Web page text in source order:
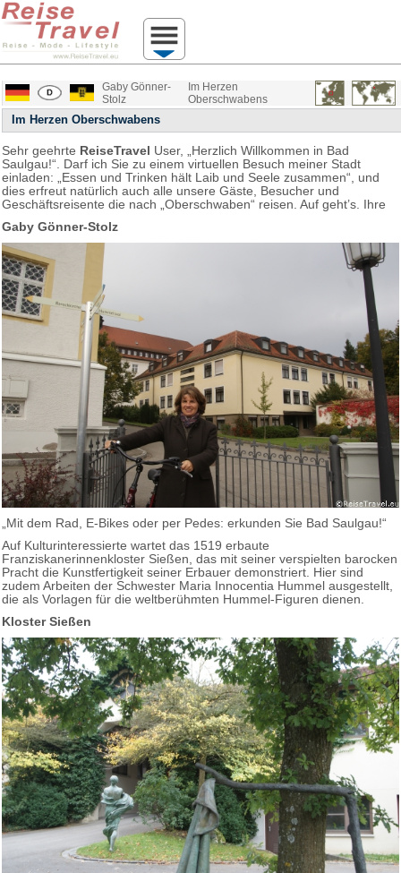
Gaby Gönner-
Stolz
Im Herzen
Oberschwabens
Im Herzen Oberschwabens
Sehr geehrte ReiseTravel User, „Herzlich Willkommen in Bad
Saulgau!“. Darf ich Sie zu einem virtuellen Besuch meiner Stadt
einladen: „Essen und Trinken hält Laib und Seele zusammen“, und
dies erfreut natürlich auch alle unsere Gäste, Besucher und
Geschäftsreisente die nach „Oberschwaben“ reisen. Auf geht’s. Ihre
Gaby Gönner-Stolz
„Mit dem Rad, E-Bikes oder per Pedes: erkunden Sie Bad Saulgau!“
Auf Kulturinteressierte wartet das 1519 erbaute
Franziskanerinnenkloster Sießen, das mit seiner verspielten barocken
Pracht die Kunstfertigkeit seiner Erbauer demonstriert. Hier sind
zudem Arbeiten der Schwester Maria Innocentia Hummel ausgestellt,
die als Vorlagen für die weltberühmten Hummel-Figuren dienen.
Kloster Sießen